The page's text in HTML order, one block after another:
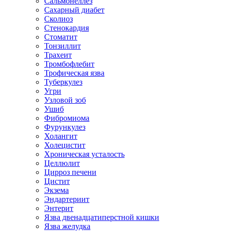
Сахарный диабет
Сколиоз
Стенокардия
Стоматит
Тонзиллит
Трахеит
Тромбофлебит
Трофическая язва
Туберкулез
Угри
Узловой зоб
Ушиб
Фибромиома
Фурункулез
Холангит
Холецистит
Хроническая усталость
Целлюлит
Цирроз печени
Цистит
Экзема
Эндартериит
Энтерит
Язва двенадцатиперстной кишки
Язва желудка